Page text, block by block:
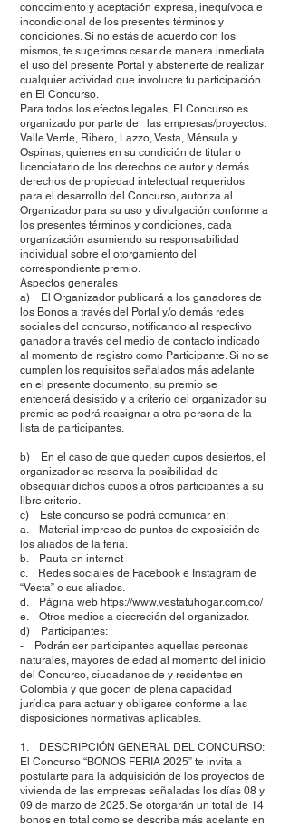
conocimiento y aceptación expresa, inequívoca e
incondicional de los presentes términos y
condiciones. Si no estás de acuerdo con los
mismos, te sugerimos cesar de manera inmediata
el uso del presente Portal y abstenerte de realizar
cualquier actividad que involucre tu participación
en El Concurso.
Para todos los efectos legales, El Concurso es
organizado por parte de las empresas/proyectos:
Valle Verde, Ribero, Lazzo, Vesta, Ménsula y
Ospinas, quienes en su condición de titular o
licenciatario de los derechos de autor y demás
derechos de propiedad intelectual requeridos
para el desarrollo del Concurso, autoriza al
Organizador para su uso y divulgación conforme a
los presentes términos y condiciones, cada
organización asumiendo su responsabilidad
individual sobre el otorgamiento del
correspondiente premio.
Aspectos generales
a) El Organizador publicará a los ganadores de
los Bonos a través del Portal y/o demás redes
sociales del concurso, notificando al respectivo
ganador a través del medio de contacto indicado
al momento de registro como Participante. Si no se
cumplen los requisitos señalados más adelante
en el presente documento, su premio se
entenderá desistido y a criterio del organizador su
premio se podrá reasignar a otra persona de la
lista de participantes.
b) En el caso de que queden cupos desiertos, el
organizador se reserva la posibilidad de
obsequiar dichos cupos a otros participantes a su
libre criterio.
c) Este concurso se podrá comunicar en:
a. Material impreso de puntos de exposición de
los aliados de la feria.
b. Pauta en internet
c. Redes sociales de Facebook e Instagram de
“Vesta” o sus aliados.
d. Página web https://www.vestatuhogar.com.co/
e. Otros medios a discreción del organizador.
d) Participantes:
- Podrán ser participantes aquellas personas
naturales, mayores de edad al momento del inicio
del Concurso, ciudadanos de y residentes en
Colombia y que gocen de plena capacidad
jurídica para actuar y obligarse conforme a las
disposiciones normativas aplicables.
1. DESCRIPCIÓN GENERAL DEL CONCURSO:
El Concurso “BONOS FERIA 2025” te invita a
postularte para la adquisición de los proyectos de
vivienda de las empresas señaladas los días 08 y
09 de marzo de 2025. Se otorgarán un total de 14
bonos en total como se describa más adelante en